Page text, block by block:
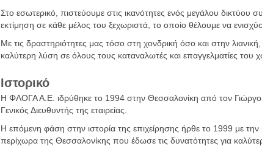
Στο εσωτερικό, πιστεύουμε στις ικανότητες ενός μεγάλου
εκτίμηση σε κάθε μέλος του ξεχωριστά, το οποίο θέλουμε να
Με τις δραστηριότητες μας τόσο στη χονδρική όσο και στην
καλύτερη λύση σε όλους τους καταναλωτές και επαγγελματίες του
Ιστορικό
H ΦΛΟΓΑ Α.Ε. ιδρύθηκε το 1994 στην Θεσσαλονίκη από τον Γιώργο
Γενικός Διευθυντής της εταιρείας.
Η επόμενη φάση στην ιστορία της επιχείρησης ήρθε το 1999 με την
περίχωρα της Θεσσαλονίκης που έδωσε τις δυνατότητες για